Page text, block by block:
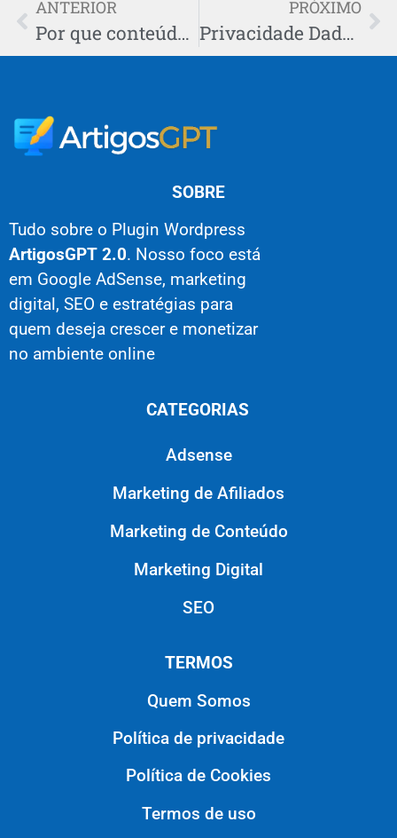
ANTERIOR
Por que conteúdo curto tendências 2025 importa agora
PRÓXIMO
Privacidade Dados Marketing 2025
SOBRE
Tudo sobre o Plugin Wordpress
ArtigosGPT 2.0. Nosso foco está
em Google AdSense, marketing
digital, SEO e estratégias para
quem deseja crescer e monetizar
no ambiente online
CATEGORIAS
Adsense
Marketing de Afiliados
Marketing de Conteúdo
Marketing Digital
SEO
TERMOS
Quem Somos
Política de privacidade
Política de Cookies
Termos de uso